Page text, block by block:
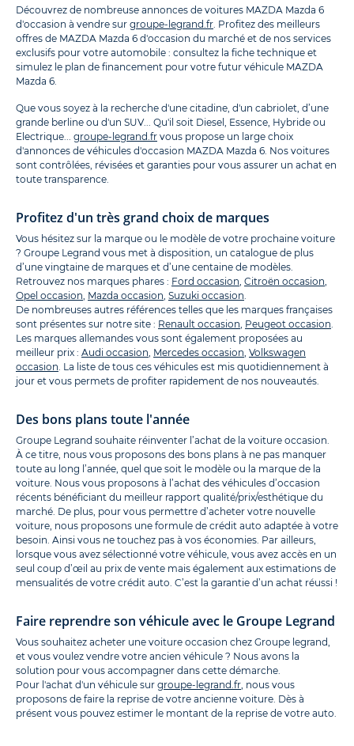
Découvrez de nombreuse annonces de voitures MAZDA Mazda 6
d'occasion à vendre sur groupe-legrand.fr . Profitez des meilleurs
offres de MAZDA Mazda 6 d'occasion du marché et de nos services
exclusifs pour votre automobile : consultez la fiche technique et
simulez le plan de financement pour votre futur véhicule MAZDA
Mazda 6.
Que vous soyez à la recherche d'une citadine, d'un cabriolet, d’une
grande berline ou d'un SUV... Qu'il soit Diesel, Essence, Hybride ou
Electrique... groupe-legrand.fr vous propose un large choix
d'annonces de véhicules d'occasion MAZDA Mazda 6. Nos voitures
sont contrôlées, révisées et garanties pour vous assurer un achat en
toute transparence.
Profitez d'un très grand choix de marques
Vous hésitez sur la marque ou le modèle de votre prochaine voiture
? Groupe Legrand vous met à disposition, un catalogue de plus
d’une vingtaine de marques et d’une centaine de modèles.
Retrouvez nos marques phares : Ford occasion Citroën occasion
Opel occasion Mazda occasion Suzuki occasion
De nombreuses autres références telles que les marques françaises
sont présentes sur notre site : Renault occasion Peugeot occasion
Les marques allemandes vous sont également proposées au
meilleur prix : Audi occasion Mercedes occasion Volkswagen
occasion . La liste de tous ces véhicules est mis quotidiennement à
jour et vous permets de profiter rapidement de nos nouveautés.
Des bons plans toute l'année
Groupe Legrand souhaite réinventer l’achat de la voiture occasion.
À ce titre, nous vous proposons des bons plans à ne pas manquer
toute au long l’année, quel que soit le modèle ou la marque de la
voiture. Nous vous proposons à l’achat des véhicules d’occasion
récents bénéficiant du meilleur rapport qualité/prix/esthétique du
marché. De plus, pour vous permettre d’acheter votre nouvelle
voiture, nous proposons une formule de crédit auto adaptée à votre
besoin. Ainsi vous ne touchez pas à vos économies. Par ailleurs,
lorsque vous avez sélectionné votre véhicule, vous avez accès en un
seul coup d’œil au prix de vente mais également aux estimations de
mensualités de votre crédit auto. C’est la garantie d’un achat réussi !
Faire reprendre son véhicule avec le Groupe Legrand
Vous souhaitez acheter une voiture occasion chez Groupe legrand,
et vous voulez vendre votre ancien véhicule ? Nous avons la
solution pour vous accompagner dans cette démarche.
Pour l'achat d'un véhicule sur groupe-legrand.fr , nous vous
proposons de faire la reprise de votre ancienne voiture. Dès à
présent vous pouvez estimer le montant de la reprise de votre auto.